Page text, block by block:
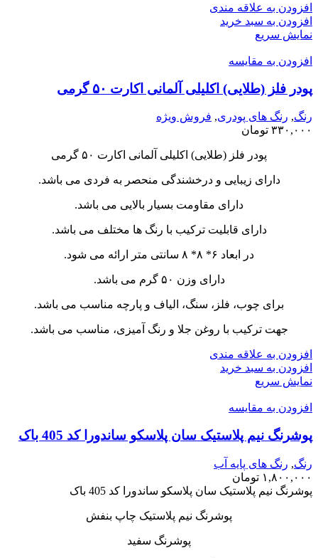
افزودن به علاقه مندی
افزودن به سبد خرید
نمایش سریع
افزودن به مقایسه
پودر فلز (طلایی) اکلیلی آلمانی اکارت ۵۰ گرمی
رنگ, رنگ های پودری, فروش ویژه
۳۳۰,۰۰۰ تومان
پودر فلز (طلایی) اکلیلی آلمانی اکارت ۵۰ گرمی
دارای زیبایی و درخشندگی منحصر به فردی می باشد.
دارای مقاومت بسیار بالایی می باشد.
دارای قابلیت ترکیب با رنگ ها مختلف می باشد.
در ابعاد ۶* ۸* ۸ سانتی متر ارائه می شود.
دارای وزن ۵۰ گرم می باشد.
برای چوب، فلز، سنگ، الیاف و پارچه مناسب می باشد.
جهت ترکیب با روغن جلا و رنگ آمیزی، مناسب می باشد.
افزودن به علاقه مندی
افزودن به سبد خرید
نمایش سریع
افزودن به مقایسه
پوشرنگ نیم پلاستیک سان پلاسکو ساندورا کد 405 باک
رنگ, رنگ‌ های پایه آب
۱,۸۰۰,۰۰۰ تومان
پوشرنگ نیم پلاستیک سان پلاسکو ساندورا کد 405 باک
پوشرنگ نیم پلاستیک چاپ بنفش
پوشرنگ سفید